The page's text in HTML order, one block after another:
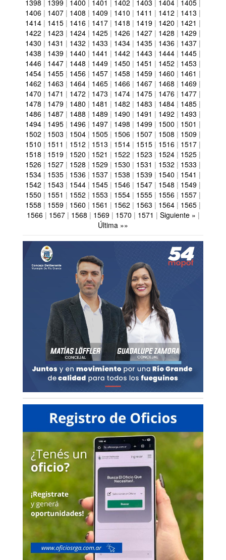
1398 1399 1400 1401 1402 1403 1404 1405
1406 | 1407 | 1408 | 1409 | 1410 | 1411 | 1412 | 1413 |
1414 | 1415 | 1416 | 1417 | 1418 | 1419 | 1420 | 1421 |
1422 | 1423 | 1424 | 1425 | 1426 | 1427 | 1428 | 1429 |
1430 | 1431 | 1432 | 1433 | 1434 | 1435 | 1436 | 1437 |
1438 | 1439 | 1440 | 1441 | 1442 | 1443 | 1444 | 1445 |
1446 | 1447 | 1448 | 1449 | 1450 | 1451 | 1452 | 1453 |
1454 | 1455 | 1456 | 1457 | 1458 | 1459 | 1460 | 1461 |
1462 | 1463 | 1464 | 1465 | 1466 | 1467 | 1468 | 1469 |
1470 | 1471 | 1472 | 1473 | 1474 | 1475 | 1476 | 1477 |
1478 | 1479 | 1480 | 1481 | 1482 | 1483 | 1484 | 1485 |
1486 | 1487 | 1488 | 1489 | 1490 | 1491 | 1492 | 1493 |
1494 | 1495 | 1496 | 1497 | 1498 | 1499 | 1500 | 1501 |
1502 | 1503 | 1504 | 1505 | 1506 | 1507 | 1508 | 1509 |
1510 | 1511 | 1512 | 1513 | 1514 | 1515 | 1516 | 1517 |
1518 | 1519 | 1520 | 1521 | 1522 | 1523 | 1524 | 1525 |
1526 | 1527 | 1528 | 1529 | 1530 | 1531 | 1532 | 1533 |
1534 | 1535 | 1536 | 1537 | 1538 | 1539 | 1540 | 1541 |
1542 | 1543 | 1544 | 1545 | 1546 | 1547 | 1548 | 1549 |
1550 | 1551 | 1552 | 1553 | 1554 | 1555 | 1556 | 1557 |
1558 | 1559 | 1560 | 1561 | 1562 | 1563 | 1564 | 1565 |
1566| 1567| 1568 | 1569| 1570 | 1571 | Siguiente » |
Última »»